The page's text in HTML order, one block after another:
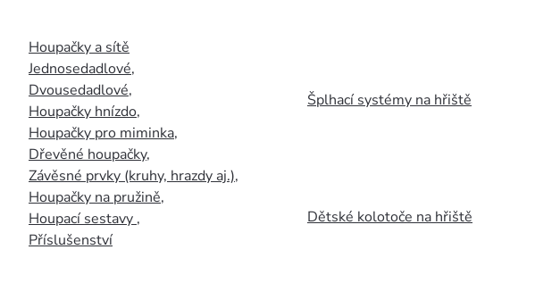
Houpačky a sítě
Jednosedadlové,
Dvousedadlové,
Houpačky hnízdo,
Houpačky pro miminka,
Dřevěné houpačky,
Závěsné prvky (kruhy, hrazdy aj.),
Houpačky na pružině,
Houpací sestavy ,
Příslušenství
Šplhací systémy na hřiště
Dětské kolotoče na hřiště